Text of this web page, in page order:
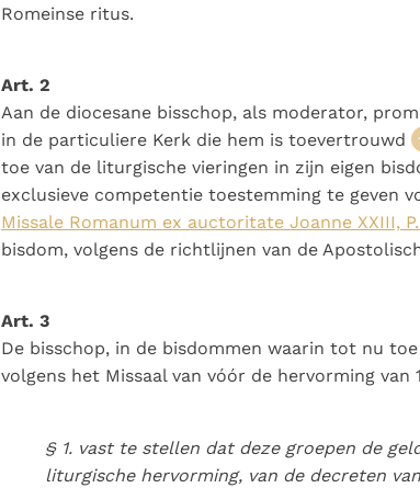
Romeinse ritus.
Art. 2
Aan de diocesane bisschop, als moderator,
in de particuliere Kerk die hem is toevertrouwd
toe van de liturgische vieringen in zijn eigen
exclusieve competentie toestemming te geven
Missale Romanum ex auctoritate Joanne XXIII,
bisdom, volgens de richtlijnen van de
Art. 3
De bisschop, in de bisdommen waarin tot nu
volgens het Missaal van vóór de hervorming van
§ 1. vast te stellen dat deze groepen de
liturgische hervorming, van de decreten